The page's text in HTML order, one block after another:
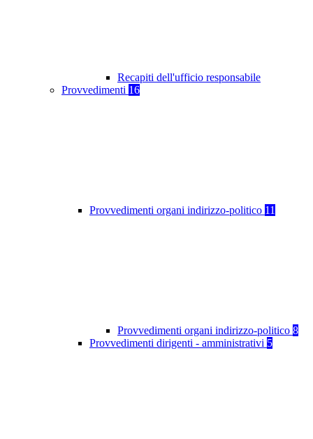
Recapiti dell'ufficio responsabile
Provvedimenti 16
Provvedimenti organi indirizzo-politico 11
Provvedimenti organi indirizzo-politico 8
Provvedimenti dirigenti - amministrativi 5